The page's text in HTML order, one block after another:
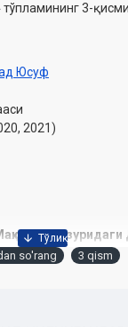
тўпламининг 3-қисми.
Юсуф
2021)
рақамли
so'rang 3 qism